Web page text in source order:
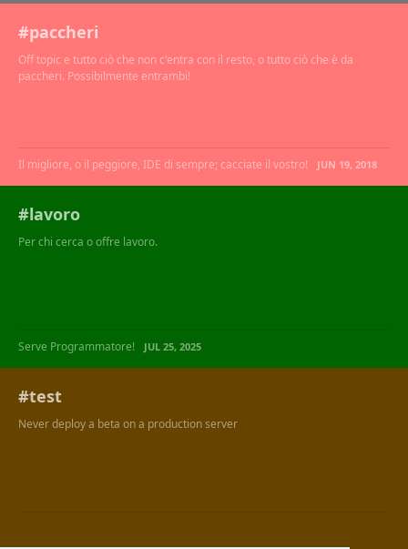
#paccheri
Off topic e tutto ciò che non c'entra con il resto, o tutto ciò che è da
paccheri. Possibilmente entrambi!
Il migliore, o il peggiore, IDE di sempre; cacciate il vostro! JUN 19, 2018
#lavoro
Per chi cerca o offre lavoro.
Serve Programmatore! JUL 25, 2025
#test
Never deploy a beta on a production server